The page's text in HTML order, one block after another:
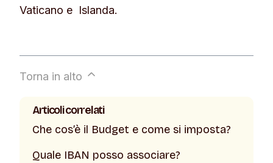
Vaticano e Islanda.
Torna in alto
Articoli correlati
Che cos’è il Budget e come si imposta?
Quale IBAN posso associare?